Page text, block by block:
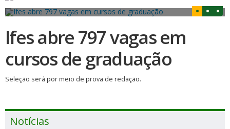
Ifes abre 797 vagas em
cursos de graduação
Seleção será por meio de prova de redação.
Notícias